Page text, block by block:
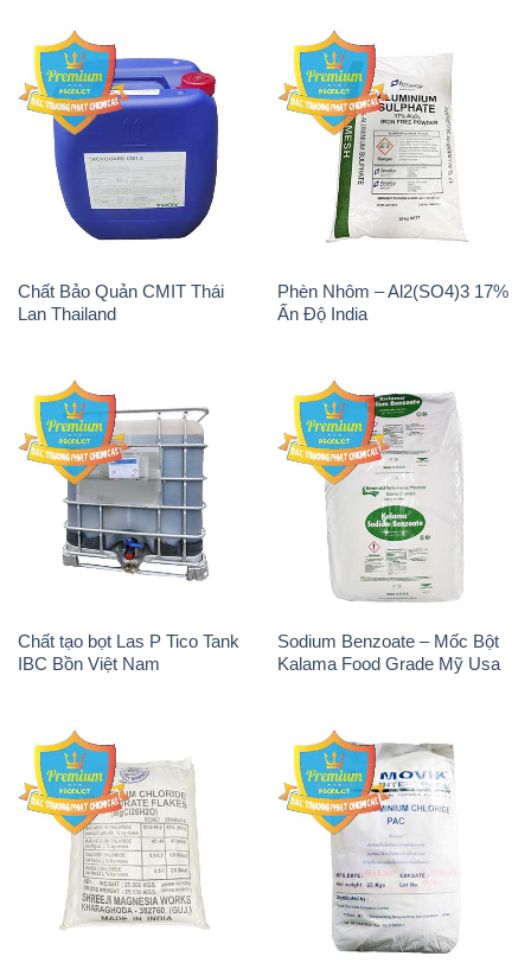
Chất Bảo Quản CMIT Thái
Lan Thailand
Phèn Nhôm – Al2(SO4)3 17%
Ấn Độ India
Chất tạo bọt Las P Tico Tank
IBC Bồn Việt Nam
Sodium Benzoate – Mốc Bột
Kalama Food Grade Mỹ Usa